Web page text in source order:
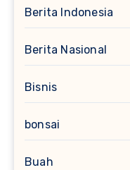
Berita Indonesia
Berita Nasional
Bisnis
bonsai
Buah